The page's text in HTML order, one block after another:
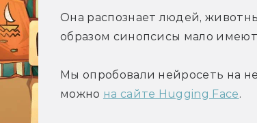
Она распознает людей,
образом синопсисы мало
Мы опробовали нейросеть на
можно на сайте Hugging Face.